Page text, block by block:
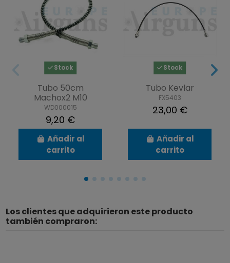
Stock
Tubo 50cm
Machox2 M10
WD000015
9,20 €
Añadir al
carrito
Stock
Tubo Kevlar
FX5403
23,00 €
Añadir al
carrito
Los clientes que adquirieron este producto
también compraron: